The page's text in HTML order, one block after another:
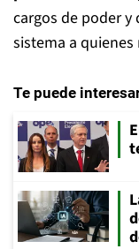
cargos de poder
sistema a
Te puede